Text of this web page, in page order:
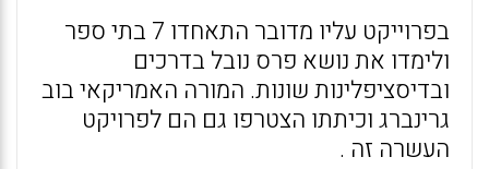
בפרוייקט עליו מדובר התאחדו 7 בתי ספר
ולימדו את נושא פרס נובל בדרכים
ובדיסציפלינות שונות. המורה האמריקאי בוב
גרינברג וכיתתו הצטרפו גם הם לפרויקט
העשרה זה .